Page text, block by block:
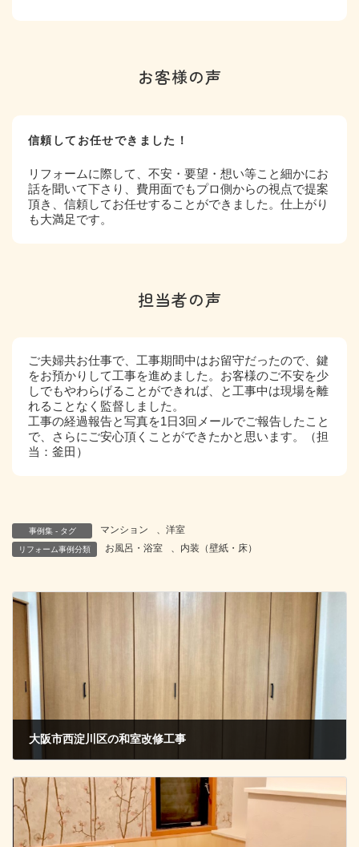
お客様の声
信頼してお任せできました！
リフォームに際して、不安・要望・想い等こと細かにお
話を聞いて下さり、費用面でもプロ側からの視点で提案
頂き、信頼してお任せすることができました。仕上がり
も大満足です。
担当者の声
ご夫婦共お仕事で、工事期間中はお留守だったので、鍵
をお預かりして工事を進めました。お客様のご不安を少
しでもやわらげることができれば、と工事中は現場を離
れることなく監督しました。
工事の経過報告と写真を1日3回メールでご報告したこと
で、さらにご安心頂くことができたかと思います。（担
当：釜田）
事例集 - タグ マンション 、 洋室
リフォーム事例分類 お風呂・浴室 、 内装（壁紙・床）
大阪市西淀川区の和室改修工事